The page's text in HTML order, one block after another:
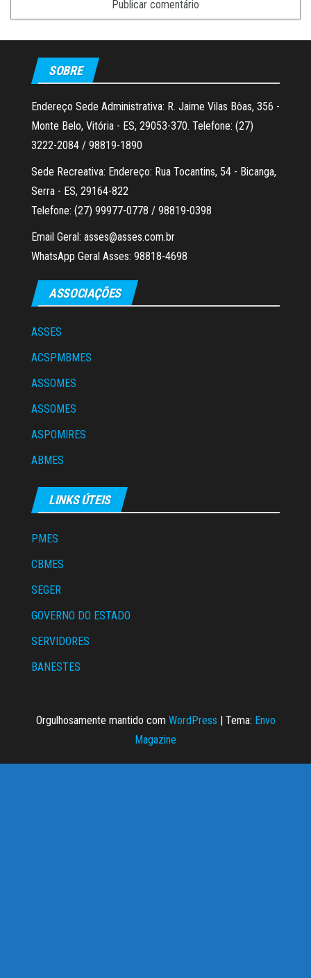
SOBRE
Endereço Sede Administrativa: R. Jaime Vilas Bôas, 356 -
Monte Belo, Vitória - ES, 29053-370. Telefone: (27)
3222-2084 / 98819-1890
Sede Recreativa: Endereço: Rua Tocantins, 54 - Bicanga,
Serra - ES, 29164-822
Telefone: (27) 99977-0778 / 98819-0398
Email Geral: asses@asses.com.br
WhatsApp Geral Asses: 98818-4698
ASSOCIAÇÕES
ASSES
ACSPMBMES
ASSOMES
ASSOMES
ASPOMIRES
ABMES
LINKS ÚTEIS
PMES
CBMES
SEGER
GOVERNO DO ESTADO
SERVIDORES
BANESTES
Orgulhosamente mantido com WordPress Tema: Envo
Magazine